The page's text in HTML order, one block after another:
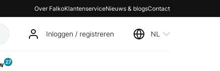
Over FalkoKlantenserviceNieuws & blogsContact
Inloggen / registreren NL
27